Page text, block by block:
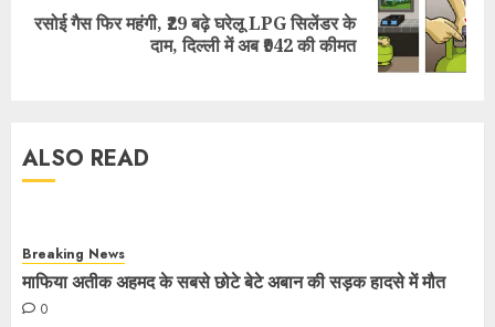
रसोई गैस फिर महंगी, ₹29 बढ़े घरेलू LPG सिलेंडर के
दाम, दिल्ली में अब ₹942 की कीमत
ALSO READ
Breaking News
माफिया अतीक अहमद के सबसे छोटे बेटे अबान की सड़क हादसे में मौत
0